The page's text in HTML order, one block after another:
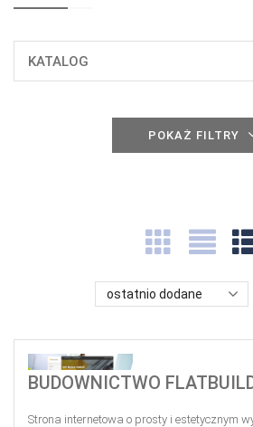
KATALOG
POKAŻ FILTRY
ostatnio dodane
BUDOWNICTWO
Strona internetowa o prosty i estetycznym